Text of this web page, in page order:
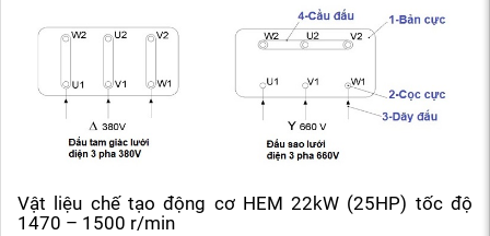
Vật liệu chế tạo động cơ HEM 22kW (25HP) tốc độ
1470 – 1500 r/min